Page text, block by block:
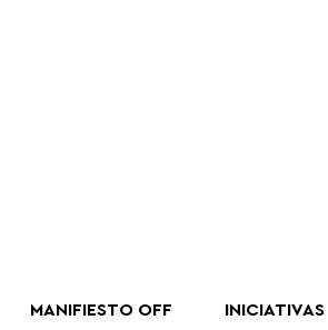
MANIFIESTO OFF INICIATIVAS